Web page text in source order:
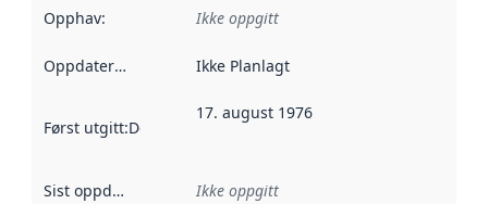
Opphav: Ikke oppgitt
Oppdateringsfrekvens :
Ikke Planlagt
Først utgitt:Denne datoen sier når dataene i dette
17. august 1976
Sist oppdatert Ikke oppgitt